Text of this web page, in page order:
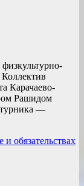
Карачаево-
Рашидом
—
обязательствах